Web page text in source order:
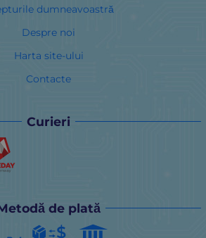
dumneavoastră
Despre noi
Harta site-ului
Contacte
Curieri
de plată